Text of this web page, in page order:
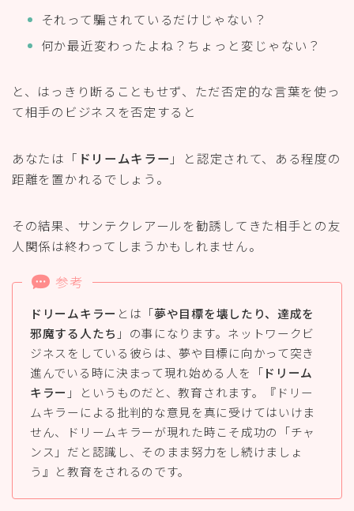
それって騙されているだけじゃない？
何か最近変わったよね？ちょっと変じゃない？
と、はっきり断ることもせず、ただ否定的な言葉を使っ
て相手のビジネスを否定すると
あなたは「 ドリームキラー 」と認定されて、ある程度の
距離を置かれるでしょう。
その結果、サンテクレアールを勧誘してきた相手との友
人関係は終わってしまうかもしれません。
参考
ドリームキラー とは「夢や目標を壊したり、達成を
邪魔する人たち 」の事になります。ネットワークビ
ジネスをしている彼らは、夢や目標に向かって突き
進んでいる時に決まって現れ始める人を「ドリーム
キラー 」というものだと、教育されます。『ドリー
ムキラーによる批判的な意見を真に受けてはいけま
せん、ドリームキラーが現れた時こそ成功の「チャ
ンス」だと認識し、そのまま努力をし続けましょ
う』と教育をされるのです。